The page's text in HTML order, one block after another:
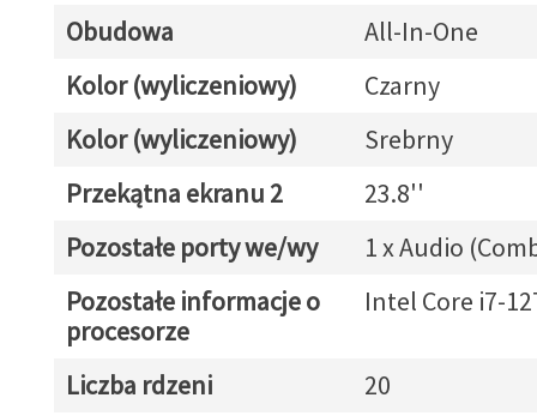
Obudowa
All-In-One
Kolor (wyliczeniowy)
Czarny
Kolor (wyliczeniowy)
Srebrny
Przekątna ekranu 2
23.8''
Pozostałe porty we/wy
1 x Audio
Pozostałe informacje o
procesorze
Intel Core i7-
Liczba rdzeni
20